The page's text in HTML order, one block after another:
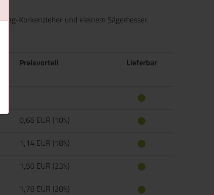
Korkenzieher und kleinem Sägemesser.
Preisvorteil Lieferbar
0,66 EUR (10%)
1,14 EUR (18%)
1,50 EUR (23%)
1,78 EUR (28%)